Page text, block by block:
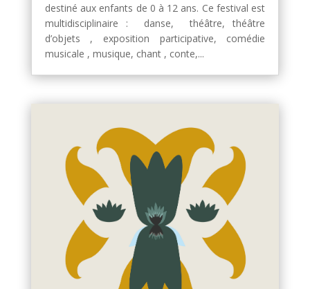
destiné aux enfants de 0 à 12 ans. Ce festival est
multidisciplinaire : danse, théâtre, théâtre
d’objets , exposition participative, comédie
musicale , musique, chant , conte,...